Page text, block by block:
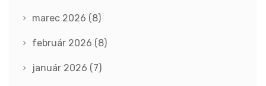
marec 2026 (8)
február 2026 (8)
január 2026 (7)